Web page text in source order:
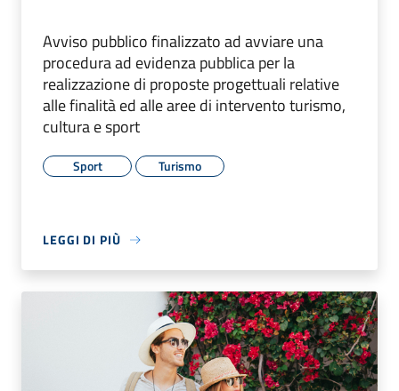
Avviso pubblico finalizzato ad avviare una
procedura ad evidenza pubblica per la
realizzazione di proposte progettuali relative
alle finalità ed alle aree di intervento turismo,
cultura e sport
Sport Turismo
LEGGI DI PIÙ